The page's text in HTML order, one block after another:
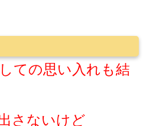
ての思い入れも結
さないけど